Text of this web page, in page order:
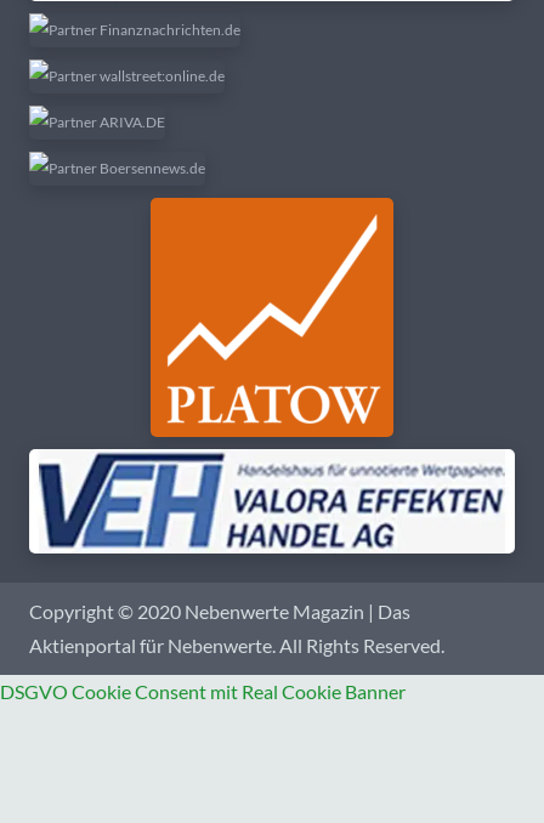
Copyright © 2020 Nebenwerte Magazin | Das
Aktienportal für Nebenwerte. All Rights Reserved.
DSGVO Cookie Consent mit Real Cookie Banner